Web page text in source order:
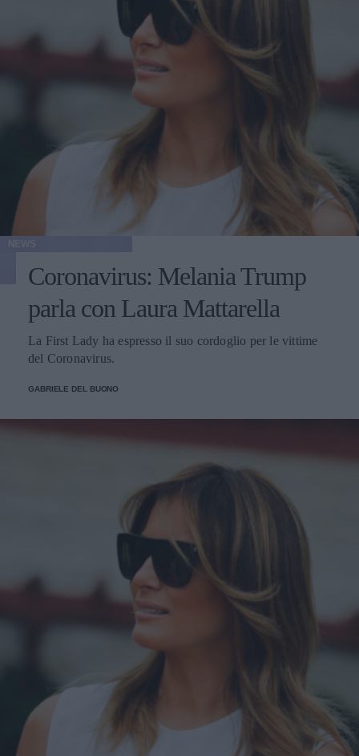
Coronavirus: Melania Trump
parla con Laura Mattarella
La First Lady ha espresso il suo cordoglio per le vittime
del Coronavirus.
GABRIELE DEL BUONO